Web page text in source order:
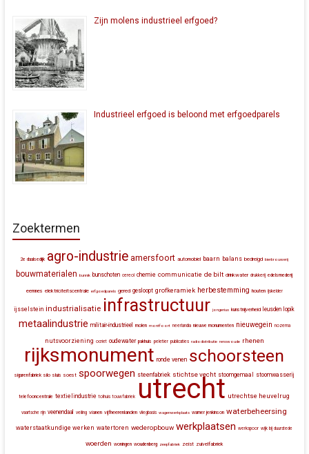
Zijn molens industrieel erfgoed?
Industrieel erfgoed is beloond met erfgoedparels
Zoektermen
2e daalsedijk agro-industrie amersfoort automobiel baarn balans bedreigd bierbrouwerij
bouwmaterialen bunnik bunschoten cereol chemie communicatie de bilt drinkwater drukkerij edelsmederij
eemnes elektriciteitscentrale erfgoedparels gered gesloopt grofkeramiek herbestemming houten ijskelder
ijsselstein industrialisatie infrastructuur jongerius kunstnijverheid leusden lopik
metaalindustrie militair-industrieel molen montfoort neerlandia nieuwe monumenten nieuwegein nozema
nutsvoorziening ocriet oudewater pakhuis peletier publicaties radiodistributie renswoude rhenen
rijksmonument ronde venen schoorsteen
sigarenfabriek silo sluis soest spoorwegen steenfabriek stichtse vecht stoomgemaal stoomwasserij
telefooncentrale textielindustrie tolhuis touwfabriek utrecht utrechtse heuvelrug
vaartsche rijn veenendaal veiling vianen vijfheerenlanden vliegbasis wagenwerkplaats warner jenkinson waterbeheersing
waterstaatkundige werken watertoren wederopbouw werkplaatsen werkspoor wijk bij duurstede
woerden woningen woudenberg zeepfabriek zeist zuivelfabriek